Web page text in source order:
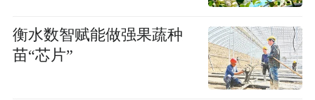
衡水数智赋能做强果蔬种
苗“芯片”